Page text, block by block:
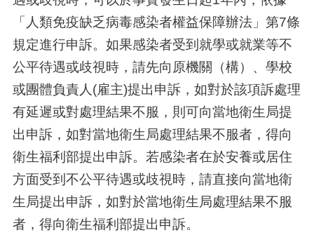
「人類免疫缺乏病毒感染者權益保障辦法」第7條
規定進行申訴。如果感染者受到就學或就業等不
公平待遇或歧視時，請先向原機關（構）、學校
或團體負責人(雇主)提出申訴，如對於該項訴處理
有延遲或對處理結果不服，則可向當地衛生局提
出申訴，如對當地衛生局處理結果不服者，得向
衛生福利部提出申訴。若感染者在於安養或居住
方面受到不公平待遇或歧視時，請直接向當地衛
生局提出申訴，如對於當地衛生局處理結果不服
者，得向衛生福利部提出申訴。